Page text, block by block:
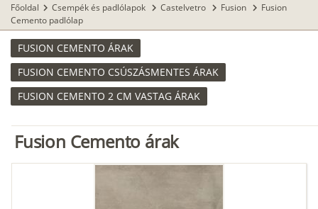
Főoldal chevron_right Csempék és padlólapok chevron_right Castelvetro chevron_right Fusion chevron_right Fusion
Cemento padlólap
FUSION CEMENTO ÁRAK
FUSION CEMENTO CSÚSZÁSMENTES ÁRAK
FUSION CEMENTO 2 CM VASTAG ÁRAK
Fusion Cemento árak